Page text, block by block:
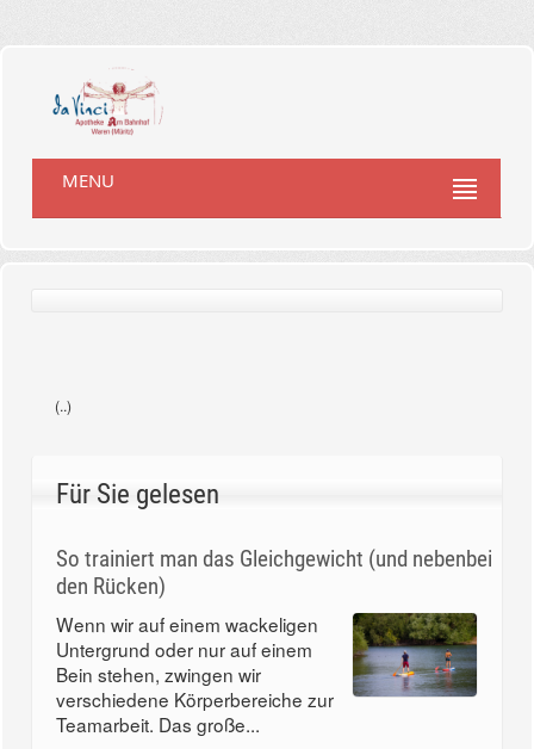
MENU
(..)
Für Sie gelesen
So trainiert man das Gleichgewicht (und nebenbei
den Rücken)
Wenn wir auf einem wackeligen
Untergrund oder nur auf einem
Bein stehen, zwingen wir
verschiedene Körperbereiche zur
Teamarbeit. Das große...